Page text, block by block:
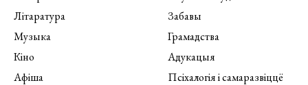
Літаратура
Музыка
Кіно
Афіша
Забавы
Грамадства
Адукацыя
Псіхалогія і самаразвіццё